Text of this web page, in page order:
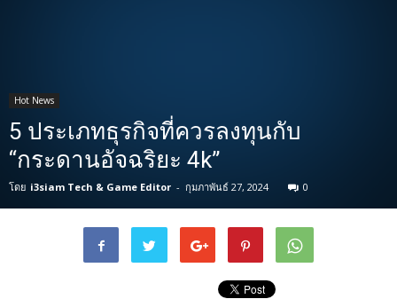
Hot News
5 ประเภทธุรกิจที่ควรลงทุนกับ
“กระดานอัจฉริยะ 4k”
โดย i3siam Tech & Game Editor - กุมภาพันธ์ 27, 2024 0